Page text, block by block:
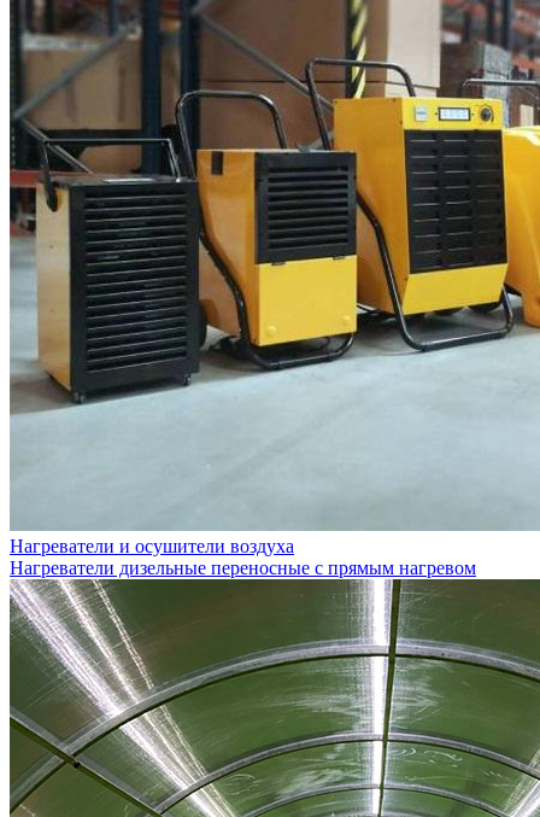
Нагреватели и осушители воздуха
Нагреватели дизельные переносные с прямым нагревом